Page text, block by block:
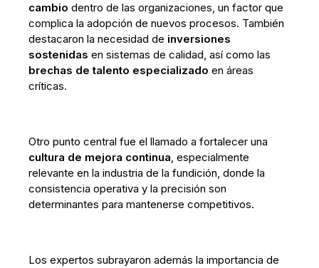
cambio dentro de las organizaciones, un factor que
complica la adopción de nuevos procesos. También
destacaron la necesidad de inversiones
sostenidas en sistemas de calidad, así como las
brechas de talento especializado en áreas
críticas.
Otro punto central fue el llamado a fortalecer una
cultura de mejora continua, especialmente
relevante en la industria de la fundición, donde la
consistencia operativa y la precisión son
determinantes para mantenerse competitivos.
Los expertos subrayaron además la importancia de